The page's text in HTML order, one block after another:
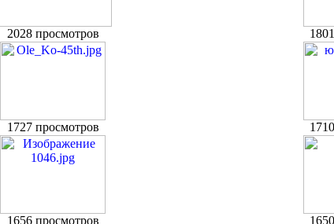
2028 просмотров
1727 просмотров
1656 просмотров